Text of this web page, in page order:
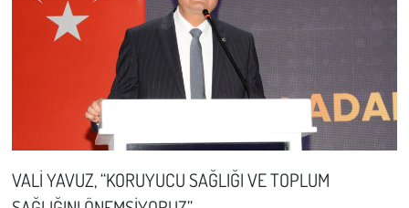
VALİ YAVUZ, “KORUYUCU SAĞLIĞI VE TOPLUM